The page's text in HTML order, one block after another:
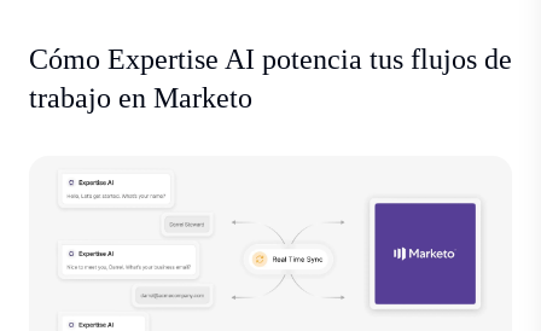
Cómo Expertise AI potencia tus flujos de
trabajo en Marketo